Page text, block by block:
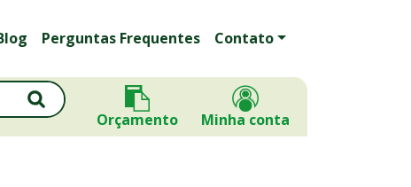
Perguntas Frequentes Contato
Orçamento Minha conta